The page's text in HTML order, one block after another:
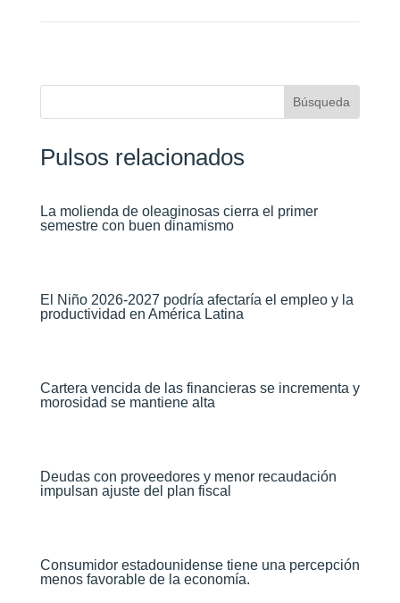
Pulsos relacionados
La molienda de oleaginosas cierra el primer
semestre con buen dinamismo​
El Niño 2026-2027 podría afectaría el empleo y la
productividad en América Latina​
Cartera vencida de las financieras se incrementa y
morosidad se mantiene alta​
Deudas con proveedores y menor recaudación
impulsan ajuste del plan fiscal​
Consumidor estadounidense tiene una percepción
menos favorable de la economía​.